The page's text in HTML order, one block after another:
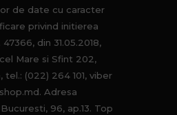
de date cu caracter
privind initierea
din 31.05.2018,
Mare si Sfint 202,
(022) 264 101, viber
Adresa
96, ap.13. Top